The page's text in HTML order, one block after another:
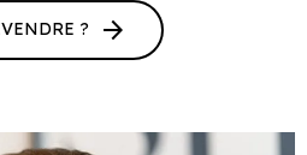
? arrow_forward